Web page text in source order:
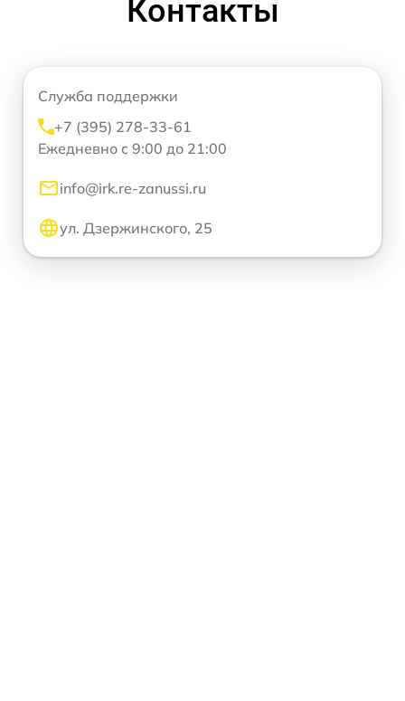
Контакты
Служба поддержки
+7 (395) 278-33-61
Ежедневно с 9:00 до 21:00
info@irk.re-zanussi.ru
ул. Дзержинского, 25